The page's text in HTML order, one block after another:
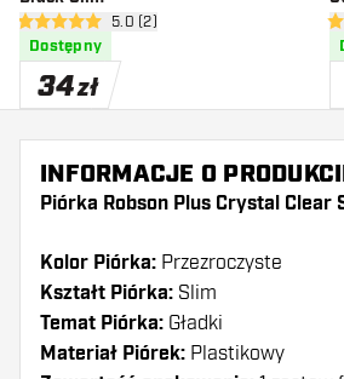
otwórz panel recenzji
5 gwiazdki oceny5.0 (2)
Dostępny
34zł
4
INFORMACJE O
Piórka Robson Plus Crystal Clear
Kolor Piórka: Przezroczyste
Kształt Piórka: Slim
Temat Piórka: Gładki
Materiał Piórek: Plastikowy